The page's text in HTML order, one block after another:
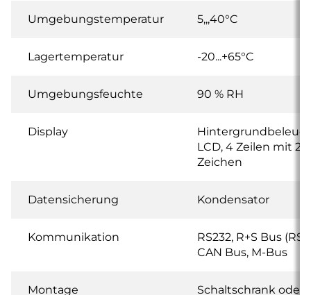
Umgebungstemperatur 5,,,40°C
Lagertemperatur -20...+65°C
Umgebungsfeuchte 90 % RH
Display
LCD, 4 Zeilen mit 20
Zeichen
Datensicherung Kondensator
Kommunikation
RS232, R+S Bus
CAN Bus, M-Bus
Montage Schaltschrank oder